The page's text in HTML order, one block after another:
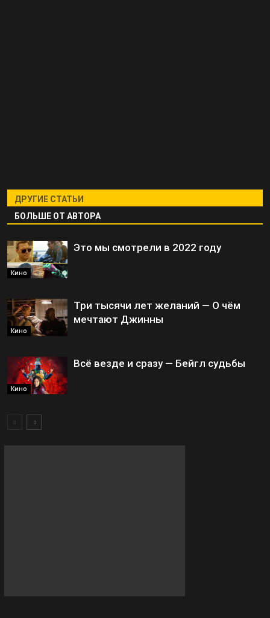
ДРУГИЕ СТАТЬИ
БОЛЬШЕ ОТ АВТОРА
Кино
Это мы смотрели в 2022 году
Кино
Три тысячи лет желаний — О чём
мечтают Джинны
Кино
Всё везде и сразу — Бейгл судьбы